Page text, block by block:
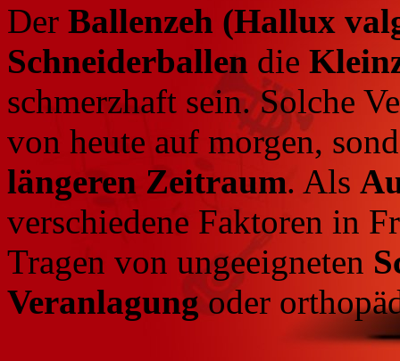
Der Ballenzeh (Hallux
Schneiderballen die
schmerzhaft sein. Solche
von heute auf morgen,
längeren Zeitraum. Als
verschiedene Faktoren in
Tragen von ungeeigneten
Veranlagungoder